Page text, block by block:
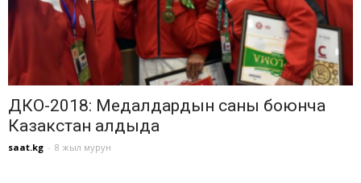
ДКО-2018: Медалдардын саны боюнча
Казакстан алдыда
saat.kg - 8 жыл мурун